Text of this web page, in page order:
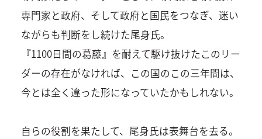
専門家と政府、そして政府と国民をつなぎ、迷い
ながらも判断をし続けた尾身氏。
『1100日間の葛藤』を耐えて駆け抜けたこのリー
ダーの存在がなければ、この国のこの三年間は、
今とは全く違った形になっていたかもしれない。
自らの役割を果たして、尾身氏は表舞台を去る。